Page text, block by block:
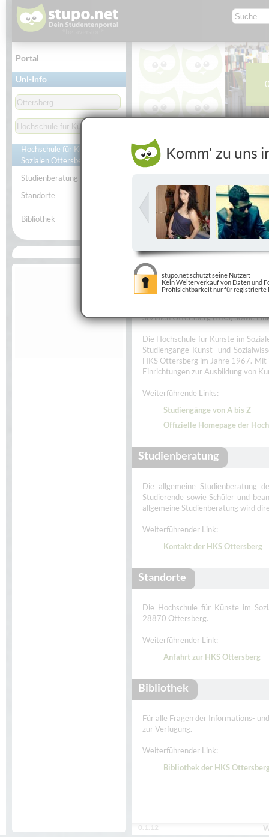
Portal
Uni-Info
Hochschule für Künste im
Sozialen Ottersberg
Studienberatung
Standorte
Bibliothek
Hochschule für Künste im
Sozialen Ottersberg (HKS) sowie
Die Hochschule für Künste im
Studiengänge Kunst- und
HKS Ottersberg im Jahre 1967. Mit
Einrichtungen zur Ausbildung von
Weiterführende Links:
Studiengänge von A bis Z
Offizielle Homepage der
Studienberatung
Die allgemeine Studienberatung
Studierende sowie Schüler und
allgemeine Studienberatung wird
Weiterführender Link:
Kontakt der HKS Ottersberg
Standorte
Die Hochschule für Künste im
28870 Ottersberg.
Weiterführender Link:
Anfahrt zur HKS Ottersberg
Bibliothek
Für alle Fragen der Informations-
zur Verfügung.
Weiterführender Link:
Bibliothek der HKS
Komm' zu uns
stupo.net schützt seine Nutzer:
Kein Weiterverkauf von Daten und
Profilsichtbarkeit nur für registrierte
0.1.12